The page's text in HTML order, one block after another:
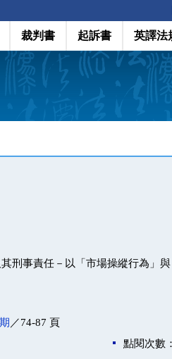
裁判書 起訴書 英譯法
刑事責任－以「市場操縱行為」
／74-87 頁
點閱次數：